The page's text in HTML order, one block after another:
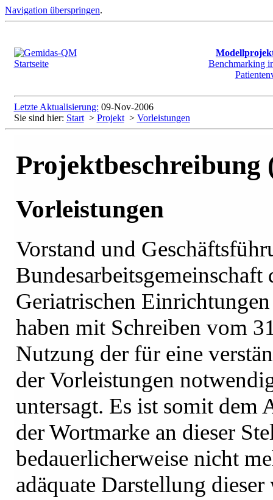
Navigation überspringen.
Benchmarking
Letzte Aktualisierung: 09-Nov-2006
Sie sind hier: Start> Projekt> Vorleistungen
Projektbeschreibung
Vorleistungen
Vorstand und
Geriatrischen
haben mit Schreiben vom
Nutzung der für eine
der Vorleistungen
untersagt. Es ist somit dem
der Wortmarke an dieser
bedauerlicherweise nicht
adäquate Darstellung